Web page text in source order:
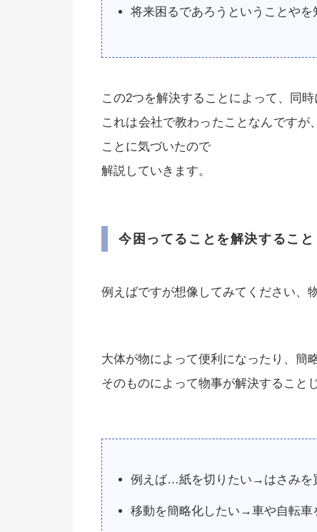
将来困るであろうということや
この2つを解決することによって、同
これは会社で教わったことなんです
ことに気づいたので
解説していきます。
今困ってることを解決すること
例えばですが想像してみてください、
大体が物によって便利になったり、簡
そのものによって物事が解決すること
例えば…紙を切りたい→はさみを
移動を簡略化したい→車や自転車